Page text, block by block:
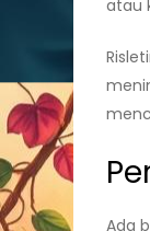
atau
Ada